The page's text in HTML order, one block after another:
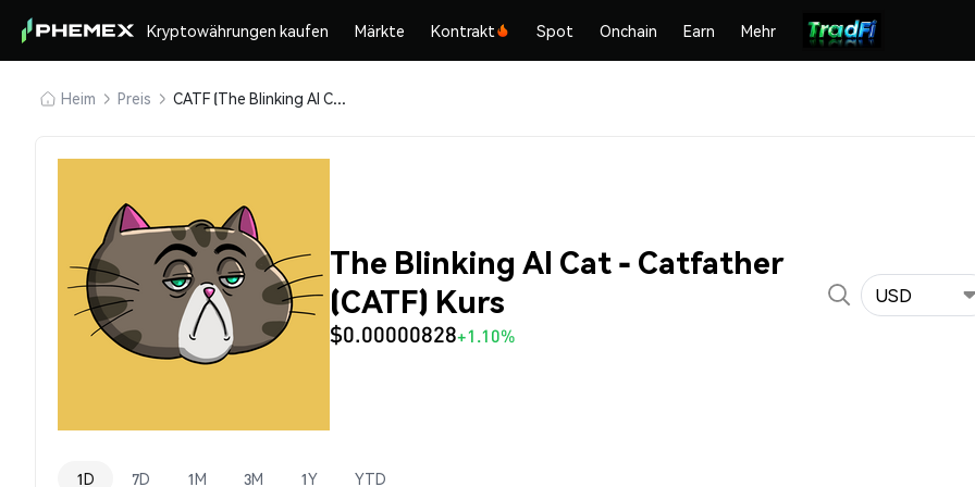
Kryptowährungen kaufen Märkte Kontrakt Spot Onchain Earn Mehr
Heim Preis CATF (The Blinking AI Cat - Catfather)
The Blinking AI Cat - Catfather
(CATF) Kurs
$0.00000828+1.10%
USD
1D 7D 1M 3M 1Y YTD